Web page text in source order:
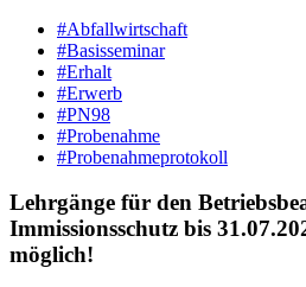
#Abfallwirtschaft
#Basisseminar
#Erhalt
#Erwerb
#PN98
#Probenahme
#Probenahmeprotokoll
Lehrgänge für den
Immissionsschutz bis
möglich!